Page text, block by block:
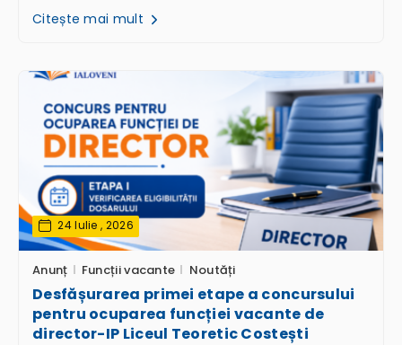
Citește mai mult
24 Iulie , 2026
Anunț Funcții vacante Noutăți
Desfășurarea primei etape a concursului
pentru ocuparea funcției vacante de
director-IP Liceul Teoretic Costești